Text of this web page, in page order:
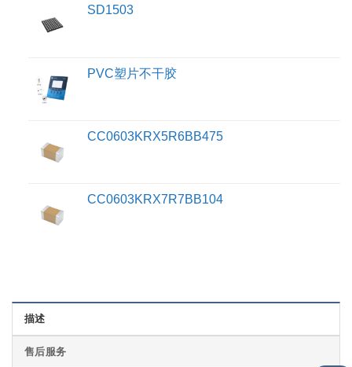
SD1503
PVC塑片不干胶
CC0603KRX5R6BB475
CC0603KRX7R7BB104
描述
售后服务